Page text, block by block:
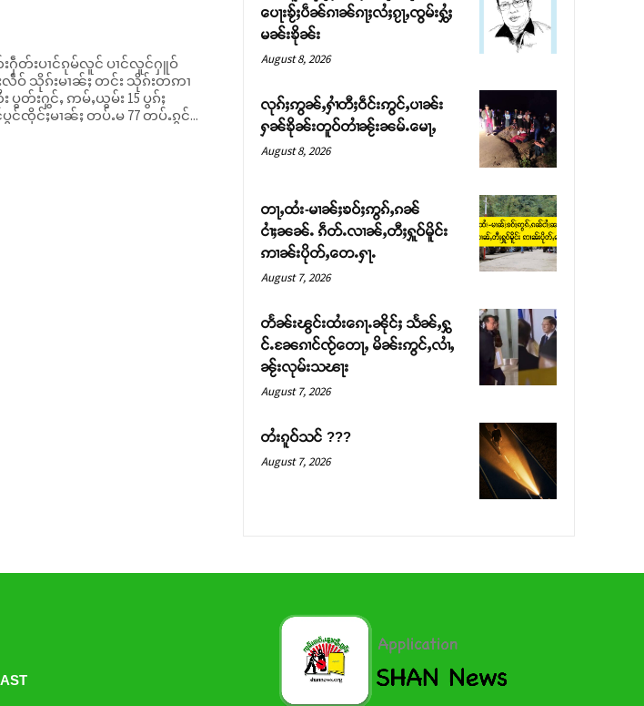
တ်းပၢင်ၵုမ်လူင် ပၢင်လူင်ႁူဝ်
မ်းလဵဝ် သိုၵ်းမၢၼ်ႈ တင်း သိုၵ်းတဢၢ
ပွတ်းႁွင်ႇ ဢမ်ႇယွမ်း 15 ပွၵ်ႈ
လူင်ပွင်ၸိုင်ႈမၢၼ်ႈ တပ်ႉမ 77 တပ်ႉၵွင်...
ပေႃးၶႂ်ႈပဵၼ်ၵၢၼ်ၵႃႈလႆႈၵႂႃႇၸွမ်းႁွႆႈ
မၼ်းၶိုၼ်း
August 8, 2026
လုၵ်ႈဢွၼ်ႇႁၢႆတီႈဝဵင်းဢွင်ႇပၢၼ်း
ႁၼ်ၶိုၼ်းတူဝ်တၢႆၼႂ်းၼမ်ႉမေႃႇ
August 8, 2026
တႃႇထႆး-မၢၼ်ႈၶဝ်ႈဢွၵ်ႇၵၼ်
ငၢႆႈၼၼ်ႉ ၵဵတ်ႉလၢၼ်ႇတီႈႁူဝ်မိူင်း
ဢၢၼ်းပိုတ်ႇတေႉႁႃႉ
August 7, 2026
တႅၼ်းၽွင်းထႆးၵေႃႉၼိုင်ႈ သႅၼ်ႇႁွ
င်ႉၼႄၵၢင်ၸႂ်တေႃႇ မိၼ်းဢွင်ႇလၢႆႇ
ၼႂ်းလုမ်းသၽႃး
August 7, 2026
တႆးၵူဝ်သင် ???
August 7, 2026